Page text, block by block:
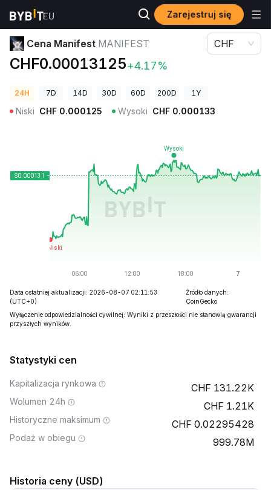
Zarejestruj się
Ceny kryptowalut Cena Manifest MANIFEST
Cena Manifest MANIFEST
CHF0.00013125+4.17%
CHF
24H 7D 14D 30D 60D 200D 1Y
Niski CHF 0.000125 Wysoki CHF 0.000133
Data ostatniej aktualizacji: 2026-08-07 02:11:53
(UTC+0)
Źródło danych:
CoinGecko
Wyłączenie odpowiedzialności cywilnej: Wyniki z przeszłości nie stanowią gwarancji
przyszłych wyników.
Statystyki cen
Kapitalizacja rynkowa 131.22K
Wolumen 24h 1.21K
Historyczne maksimum 0.02295428
Podaż w obiegu 999.78M
Historia ceny (USD)